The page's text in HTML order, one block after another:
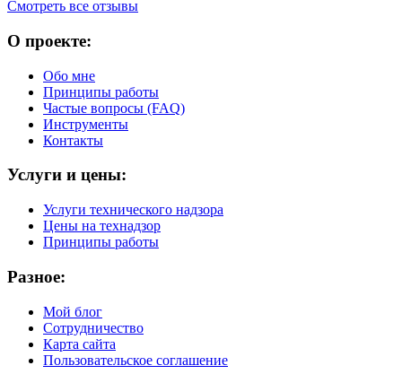
Смотреть все отзывы
О проекте:
Обо мне
Принципы работы
Частые вопросы (FAQ)
Инструменты
Контакты
Услуги и цены:
Услуги технического надзора
Цены на технадзор
Принципы работы
Разное:
Мой блог
Сотрудничество
Карта сайта
Пользовательское соглашение